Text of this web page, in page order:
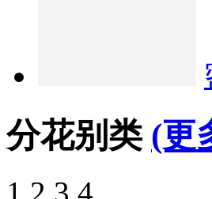
分花别类 (更
1 2 3 4